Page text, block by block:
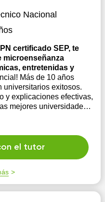
Nacional
certificado SEP, te
microenseñanza
entretenidas y
Más de 10 años
universitarios exitosos.
y explicaciones efectivas,
mejores universidades.
comprometido con tu
el tutor